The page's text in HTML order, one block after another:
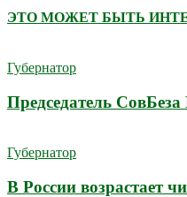
ЭТО МОЖЕТ БЫТЬ
Губернатор
Председатель
Губернатор
В России возрастает